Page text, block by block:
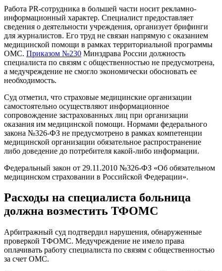
Работа PR-сотрудника в большей части носит рекламно-
информационный характер. Специалист предоставляет
сведения о деятельности учреждения, организует брифинги
для журналистов. Его труд не связан напрямую с оказанием
медицинской помощи в рамках территориальной программы
ОМС. Приказом №230 Минздрава России должность
специалиста по связям с общественностью не предусмотрена,
а медучреждение не смогло экономически обосновать ее
необходимость.
Суд отметил, что страховые медицинские организации
самостоятельно осуществляют информационное
сопровождение застрахованных лиц при организации
оказания им медицинской помощи. Нормами федерального
закона №326-ФЗ не предусмотрено в рамках компетенции
медицинской организации обязательное распространение
либо доведение до потребителя какой-либо информации.
Федеральный закон от 29.11.2010 №326-ФЗ «Об обязательном
медицинском страховании в Российской Федерации».
Расходы на специалиста больница
должна возместить ТФОМС
Арбитражный суд подтвердил нарушения, обнаруженные
проверкой ТФОМС. Медучреждение не имело права
оплачивать работу специалиста по связям с общественностью
за счет ОМС.